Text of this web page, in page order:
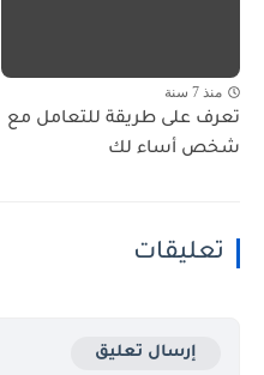
منذ 7 سنة
تعرف على ‏طريقة للتعامل مع
شخص أساء لك
تعليقات
إرسال تعليق